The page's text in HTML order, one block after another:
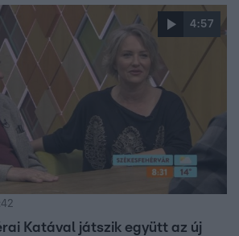
4:57
Katával játszik együtt az új